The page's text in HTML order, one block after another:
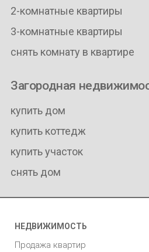
2-комнатные квартиры
3-комнатные квартиры
снять комнату в квартире
Загородная
купить дом
купить коттедж
купить участок
снять дом
НЕДВИЖИМОСТЬ
Продажа квартир